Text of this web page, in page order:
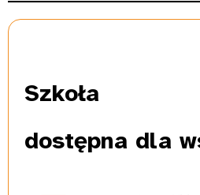
Szkoła
dostępna dla